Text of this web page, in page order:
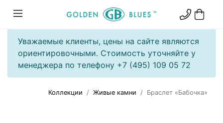
Уважаемые клиенты, цены на сайте являются
ориентировочными. Стоимость уточняйте у
менеджера по телефону +7 (495) 109 05 72
Коллекции Живые камни Браслет «Бабочка»